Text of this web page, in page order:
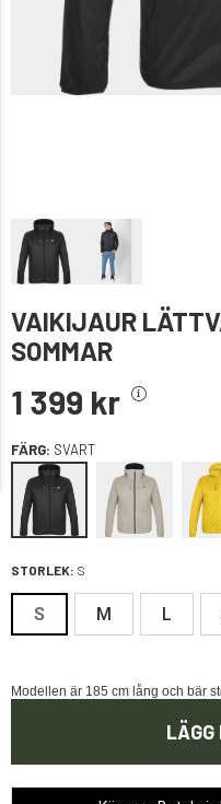
VAIKIJAUR
SOMMAR
1 399 kr
FÄRG: SVART
STORLEK: S
S M L
Modellen är 185 cm lång och bär
LÄGG